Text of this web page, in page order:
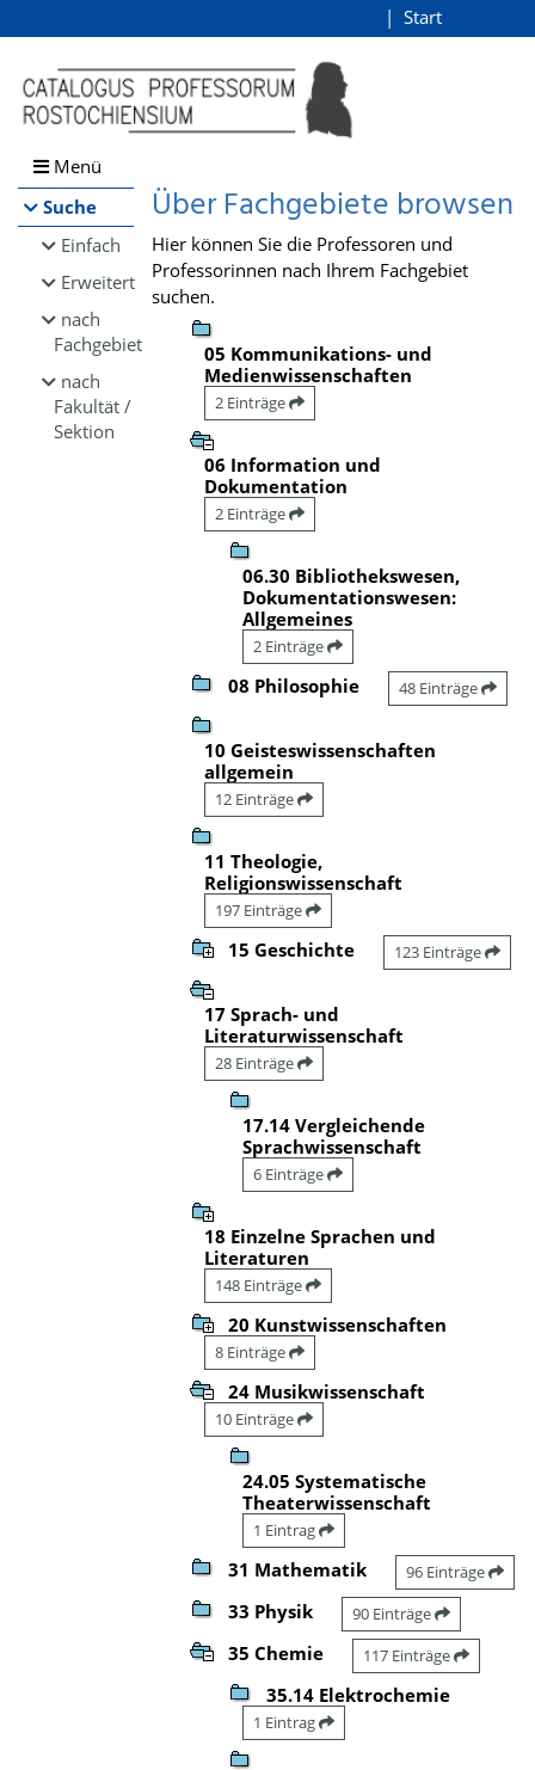
Browsen
direkt zum Inhalt
Start
Menü
Suche
Einfach
Erweitert
nach
Fachgebiet
nach
Fakultät /
Sektion
Über Fachgebiete browsen
Hier können Sie die Professoren und
Professorinnen nach Ihrem Fachgebiet
suchen.
05 Kommunikations- und
Medienwissenschaften
2 Einträge
06 Information und
Dokumentation
2 Einträge
06.30 Bibliothekswesen,
Dokumentationswesen:
Allgemeines
2 Einträge
08 Philosophie 48 Einträge
10 Geisteswissenschaften
allgemein
12 Einträge
11 Theologie,
Religionswissenschaft
197 Einträge
15 Geschichte 123 Einträge
17 Sprach- und
Literaturwissenschaft
28 Einträge
17.14 Vergleichende
Sprachwissenschaft
6 Einträge
18 Einzelne Sprachen und
Literaturen
148 Einträge
20 Kunstwissenschaften
8 Einträge
24 Musikwissenschaft
10 Einträge
24.05 Systematische
Theaterwissenschaft
1 Eintrag
31 Mathematik 96 Einträge
33 Physik 90 Einträge
35 Chemie 117 Einträge
35.14 Elektrochemie
1 Eintrag